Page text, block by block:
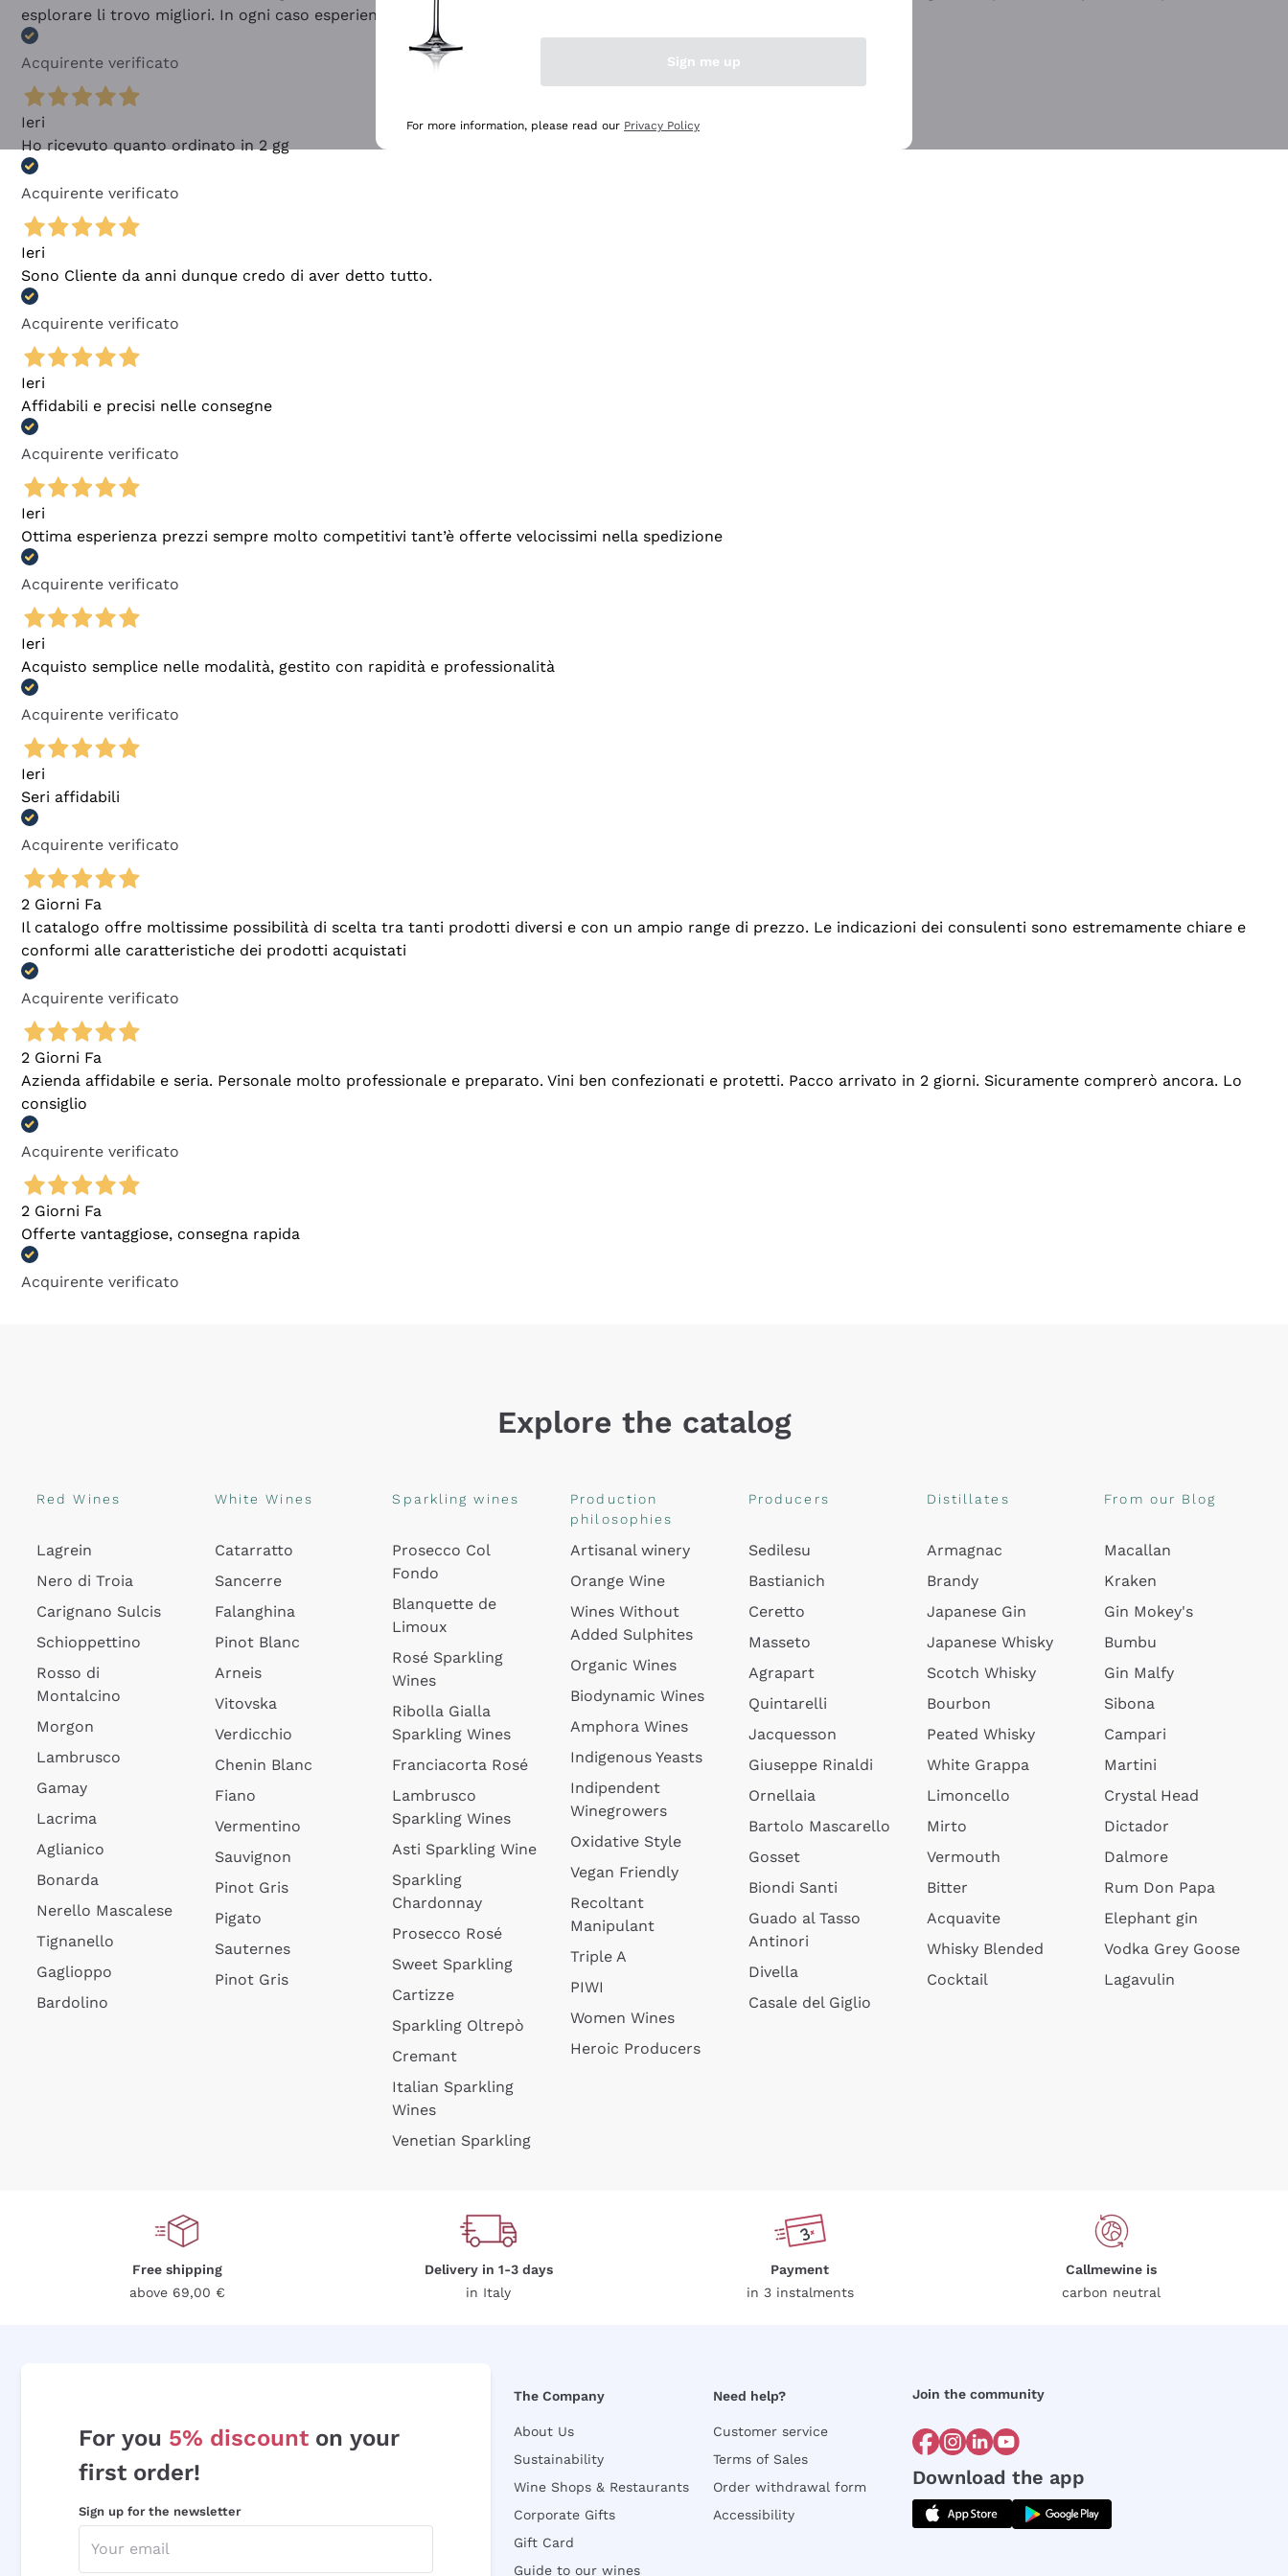
esplorare li trovo migliori. In ogni caso esperienza buona e lo consiglio! 👍
Acquirente verificato
Ieri
Ho ricevuto quanto ordinato in 2 gg
Acquirente verificato
Ieri
Sono Cliente da anni dunque credo di aver detto tutto.
Acquirente verificato
Ieri
Affidabili e precisi nelle consegne
Acquirente verificato
Ieri
Ottima esperienza prezzi sempre molto competitivi tant’è offerte velocissimi nella spedizione
Acquirente verificato
Ieri
Acquisto semplice nelle modalità, gestito con rapidità e professionalità
Acquirente verificato
Ieri
Seri affidabili
Acquirente verificato
2 Giorni Fa
Il catalogo offre moltissime possibilità di scelta tra tanti prodotti diversi e con un ampio range di prezzo. Le indicazioni dei consulenti sono estremamente chiare e
conformi alle caratteristiche dei prodotti acquistati
Acquirente verificato
2 Giorni Fa
Azienda affidabile e seria. Personale molto professionale e preparato. Vini ben confezionati e protetti. Pacco arrivato in 2 giorni. Sicuramente comprerò ancora. Lo
consiglio
Acquirente verificato
2 Giorni Fa
Offerte vantaggiose, consegna rapida
Acquirente verificato
Explore the catalog
Red Wines
Lagrein
Nero di Troia
Carignano Sulcis
Schioppettino
Rosso di
Montalcino
Morgon
Lambrusco
Gamay
Lacrima
Aglianico
Bonarda
Nerello Mascalese
Tignanello
Gaglioppo
Bardolino
White Wines
Catarratto
Sancerre
Falanghina
Pinot Blanc
Arneis
Vitovska
Verdicchio
Chenin Blanc
Fiano
Vermentino
Sauvignon
Pinot Gris
Pigato
Sauternes
Pinot Gris
Sparkling wines
Prosecco Col
Fondo
Blanquette de
Limoux
Rosé Sparkling
Wines
Ribolla Gialla
Sparkling Wines
Franciacorta Rosé
Lambrusco
Sparkling Wines
Asti Sparkling Wine
Sparkling
Chardonnay
Prosecco Rosé
Sweet Sparkling
Cartizze
Sparkling Oltrepò
Cremant
Italian Sparkling
Wines
Venetian Sparkling
Production
philosophies
Artisanal winery
Orange Wine
Wines Without
Added Sulphites
Organic Wines
Biodynamic Wines
Amphora Wines
Indigenous Yeasts
Indipendent
Winegrowers
Oxidative Style
Vegan Friendly
Recoltant
Manipulant
Triple A
PIWI
Women Wines
Heroic Producers
Producers
Sedilesu
Bastianich
Ceretto
Masseto
Agrapart
Quintarelli
Jacquesson
Giuseppe Rinaldi
Ornellaia
Bartolo Mascarello
Gosset
Biondi Santi
Guado al Tasso
Antinori
Divella
Casale del Giglio
Distillates
Armagnac
Brandy
Japanese Gin
Japanese Whisky
Scotch Whisky
Bourbon
Peated Whisky
White Grappa
Limoncello
Mirto
Vermouth
Bitter
Acquavite
Whisky Blended
Cocktail
From our Blog
Macallan
Kraken
Gin Mokey's
Bumbu
Gin Malfy
Sibona
Campari
Martini
Crystal Head
Dictador
Dalmore
Rum Don Papa
Elephant gin
Vodka Grey Goose
Lagavulin
Free shipping
above 69,00 €
Delivery in 1-3 days
in Italy
Payment
in 3 instalments
Callmewine is
carbon neutral
For you 5% discount on your
first order!
Sign up for the newsletter
The Company
About Us
Sustainability
Wine Shops & Restaurants
Corporate Gifts
Gift Card
Guide to our wines
Need help?
Customer service
Terms of Sales
Order withdrawal form
Accessibility
Join the community
Download the app
Sign me up
For more information, please read our Privacy Policy